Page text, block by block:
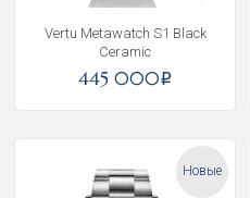
Vertu Metawatch S1 Black
Ceramic
445 000i
Новые